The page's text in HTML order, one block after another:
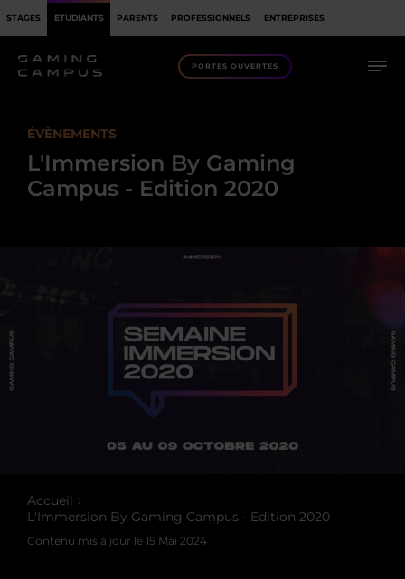
STAGES ÉTUDIANTS PARENTS PROFESSIONNELS ENTREPRISES
PORTES OUVERTES
ÉVÈNEMENTS
L'Immersion By Gaming
Campus - Edition 2020
Accueil
L'Immersion By Gaming Campus - Edition 2020
Contenu mis à jour le 15 Mai 2024